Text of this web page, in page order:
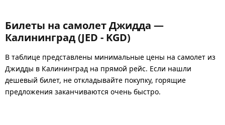
Билеты на самолет Джидда —
Калининград (JED - KGD)
В таблице представлены минимальные цены на самолет из
Джидды в Калининград на прямой рейс. Если нашли
дешевый билет, не откладывайте покупку, горящие
предложения заканчиваются очень быстро.